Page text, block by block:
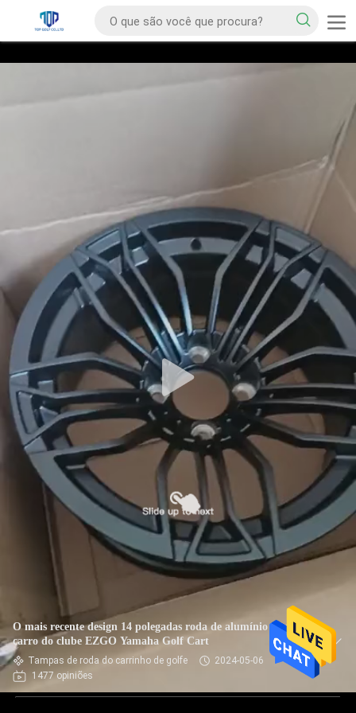
O mais recente design 14 polegadas roda de alumínio para o
carro do clube EZGO Yamaha Golf Cart
Tampas de roda do carrinho de golfe
2024-05-06
1477 opiniões